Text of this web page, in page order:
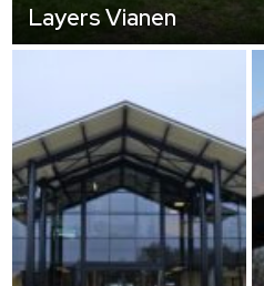
Layers Vianen